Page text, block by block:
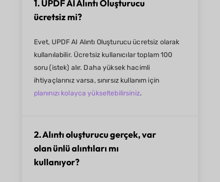
1. UPDF AI Alıntı Oluşturucu
ücretsiz mi?
Evet, UPDF AI Alıntı Oluşturucu ücretsiz olarak
kullanılabilir. Ücretsiz kullanıcılar toplam 100
soru (istek) alır. Daha yüksek hacimli
ihtiyaçlarınız varsa, sınırsız kullanım için
planınızı kolayca yükseltebilirsiniz.
2. Alıntı oluşturucu gerçek, var
olan ünlü alıntıları mı
kullanıyor?